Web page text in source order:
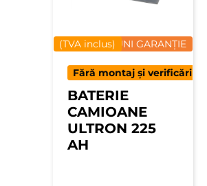
12 LUNI GARANȚIE
(TVA inclus)
Fără montaj și verificări
BATERIE
CAMIOANE
ULTRON 225
AH